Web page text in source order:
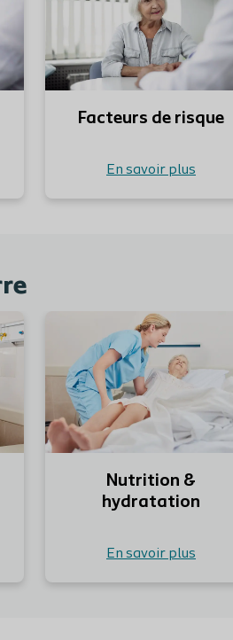
Facteurs de risque
En savoir plus
En savoir plus
Nutrition &
hydratation
En savoir plus